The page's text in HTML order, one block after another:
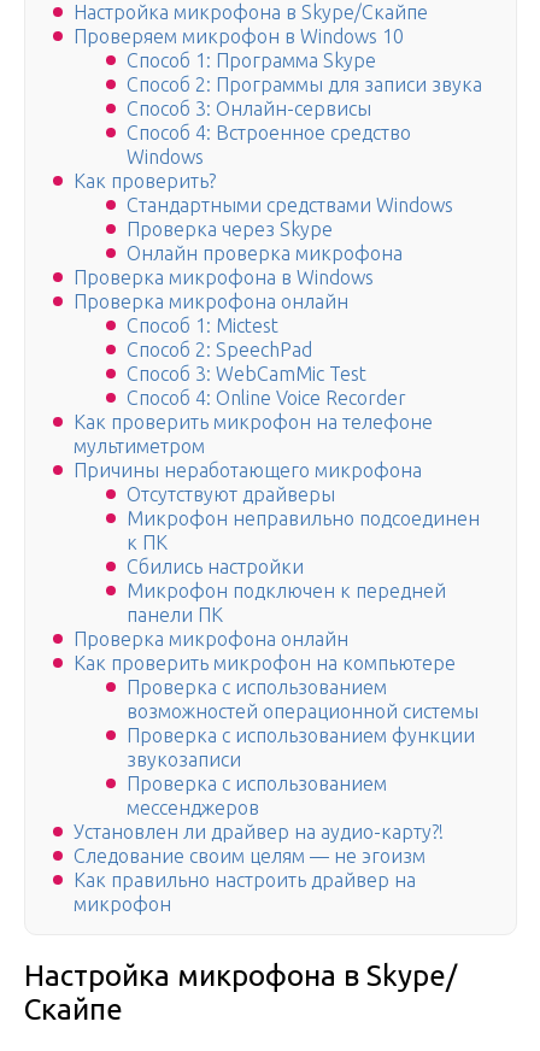
Настройка микрофона в Skype/Скайпе
Проверяем микрофон в Windows 10
Способ 1: Программа Skype
Способ 2: Программы для записи звука
Способ 3: Онлайн-сервисы
Способ 4: Встроенное средство
Windows
Как проверить?
Стандартными средствами Windows
Проверка через Skype
Онлайн проверка микрофона
Проверка микрофона в Windows
Проверка микрофона онлайн
Способ 1: Mictest
Способ 2: SpeechPad
Способ 3: WebCamMic Test
Способ 4: Online Voice Recorder
Как проверить микрофон на телефоне
мультиметром
Причины неработающего микрофона
Отсутствуют драйверы
Микрофон неправильно подсоединен
к ПК
Сбились настройки
Микрофон подключен к передней
панели ПК
Проверка микрофона онлайн
Как проверить микрофон на компьютере
Проверка с использованием
возможностей операционной системы
Проверка с использованием функции
звукозаписи
Проверка с использованием
мессенджеров
Установлен ли драйвер на аудио-карту?!
Следование своим целям — не эгоизм
Как правильно настроить драйвер на
микрофон
Настройка микрофона в Skype/
Скайпе